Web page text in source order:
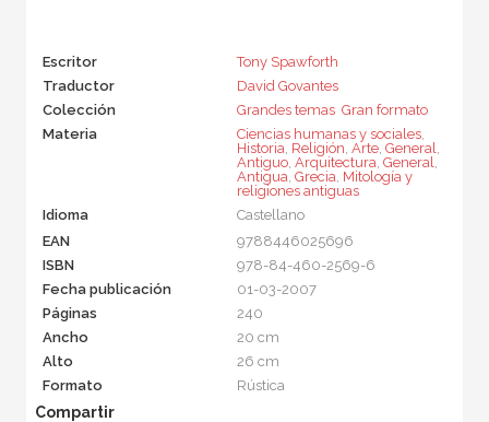
Escritor
Tony Spawforth
Traductor
David Govantes
Colección
Grandes temas  Gran formato
Materia
Ciencias humanas y sociales,
Historia Religión Arte, General
Antiguo, Arquitectura General
Antigua Grecia Mitología y
religiones antiguas
Idioma
Castellano
EAN
9788446025696
ISBN
978-84-460-2569-6
Fecha publicación
01-03-2007
Páginas
240
Ancho
20 cm
Alto
26 cm
Formato
Rústica